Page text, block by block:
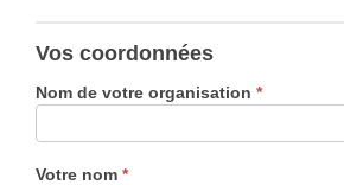
Vos coordonnées
Nom de votre organisation *
Votre nom *